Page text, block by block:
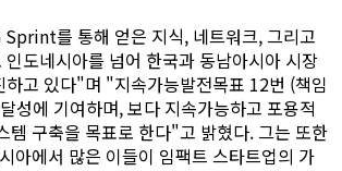
를 통해 얻은 지식, 네트워크, 그리고
도네시아를 넘어 한국과 동남아시아 시장
하고 있다"며 "지속가능발전목표 12번 (책임
성에 기여하며, 보다 지속가능하고 포용적
템 구축을 목표로 한다"고 밝혔다. 그는 또한
아에서 많은 이들이 임팩트 스타트업의 가